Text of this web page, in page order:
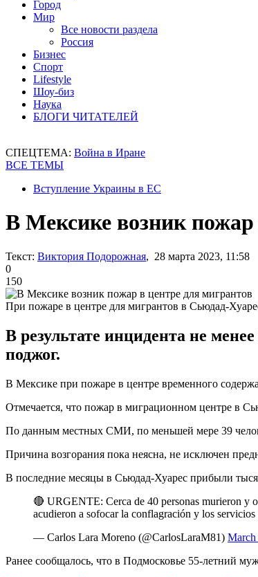
Город
Мир
Все новости раздела
Россия
Бизнес
Спорт
Lifestyle
Шоу-биз
Наука
БЛОГИ ЧИТАТЕЛЕЙ
СПЕЦТЕМА: Война в Иране
ВСЕ ТЕМЫ
Вступление Украины в ЕС
В Мексике возник
Текст: Виктория Подорожная, 28 марта 2023, 11:58
0
150
При пожаре в центре для мигрантов в Сьюдад-
В результате инцидента не
поджог.
В Мексике при пожаре в центре временного
Отмечается, что пожар в миграционном центре в
По данным местных СМИ, по меньшей мере 39
Причина возгорания пока неясна, не исключен
В последние месяцы в Сьюдад-Хуарес прибыли
🔴 URGENTE: Cerca de 40 personas murieron y
acudieron a sofocar la conflagración y los
— Carlos Lara Moreno (@CarlosLaraM81) March
Ранее сообщалось, что в Подмосковье 55-летний